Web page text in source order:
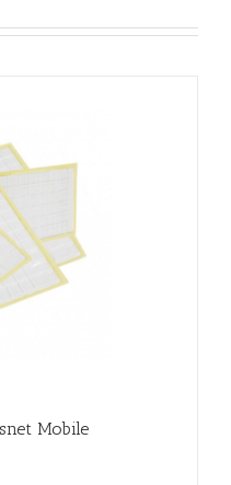
Mobile